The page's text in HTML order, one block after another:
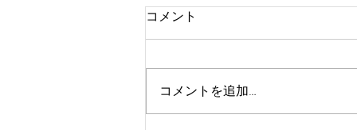
Happy birthday Roots🎂
コメント
コメントを追加…